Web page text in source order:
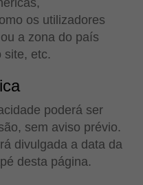
os utilizadores
a zona do país
site, etc.
poderá ser
sem aviso prévio.
divulgada a data da
desta página.